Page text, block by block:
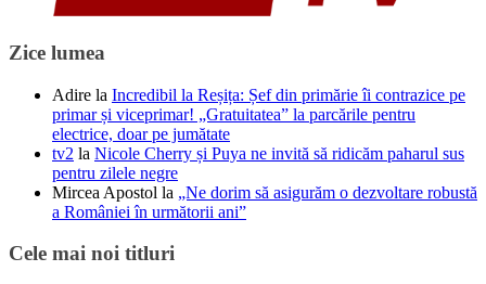
Zice lumea
Adire la Incredibil la Reșița: Șef din primărie îi contrazice pe
primar și viceprimar! „Gratuitatea” la parcările pentru
electrice, doar pe jumătate
tv2 la Nicole Cherry și Puya ne invită să ridicăm paharul sus
pentru zilele negre
Mircea Apostol la „Ne dorim să asigurăm o dezvoltare robustă
a României în următorii ani”
Cele mai noi titluri